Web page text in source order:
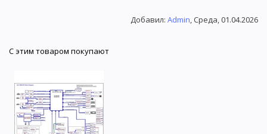
Добавил: Admin, Среда, 01.04.2026
С этим товаром покупают